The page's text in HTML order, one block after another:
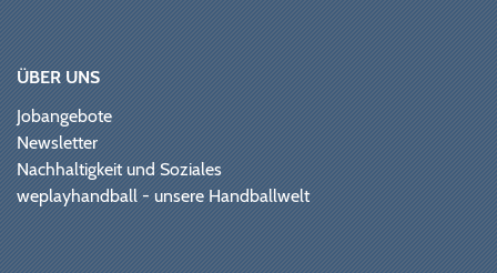
ÜBER UNS
Jobangebote
Newsletter
Nachhaltigkeit und Soziales
weplayhandball - unsere Handballwelt